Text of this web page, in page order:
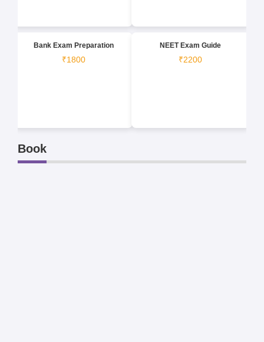
Bank Exam Preparation
₹1800
NEET Exam Guide
₹2200
Book